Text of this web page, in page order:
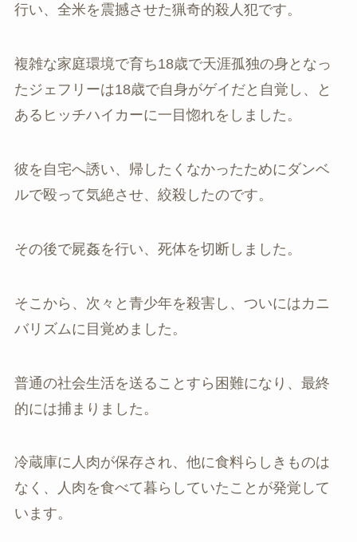
行い、全米を震撼させた猟奇的殺人犯です。
複雑な家庭環境で育ち18歳で天涯孤独の身となっ
たジェフリーは18歳で自身がゲイだと自覚し、と
あるヒッチハイカーに一目惚れをしました。
彼を自宅へ誘い、帰したくなかったためにダンベ
ルで殴って気絶させ、絞殺したのです。
その後で屍姦を行い、死体を切断しました。
そこから、次々と青少年を殺害し、ついにはカニ
バリズムに目覚めました。
普通の社会生活を送ることすら困難になり、最終
的には捕まりました。
冷蔵庫に人肉が保存され、他に食料らしきものは
なく、人肉を食べて暮らしていたことが発覚して
います。